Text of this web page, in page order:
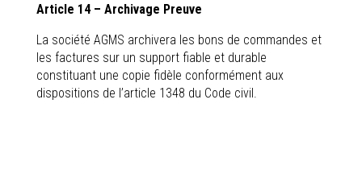
Article 14 – Archivage Preuve
La société AGMS archivera les bons de commandes et
les factures sur un support fiable et durable
constituant une copie fidèle conformément aux
dispositions de l’article 1348 du Code civil.